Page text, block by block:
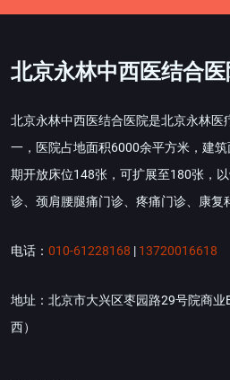
北京永林中西医结合
北京永林中西医结合医院是北京永林医
一，医院占地面积6000余平方米，建
期开放床位148张，可扩展至180张，
诊、颈肩腰腿痛门诊、疼痛门诊、康复
电话： 010-61228168 | 13720016618
地址：北京市大兴区枣园路29号院商业
西）